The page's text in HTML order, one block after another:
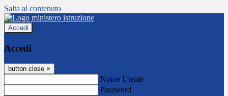
Salta al contenuto
Accedi
Accedi
button close ×
Nome Utente
Password